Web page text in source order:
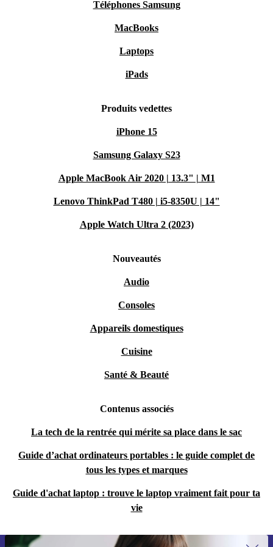
Téléphones Samsung
MacBooks
Laptops
iPads
Produits vedettes
iPhone 15
Samsung Galaxy S23
Apple MacBook Air 2020 | 13.3" | M1
Lenovo ThinkPad T480 | i5-8350U | 14"
Apple Watch Ultra 2 (2023)
Nouveautés
Audio
Consoles
Appareils domestiques
Cuisine
Santé & Beauté
Contenus associés
La tech de la rentrée qui mérite sa place dans le sac
Guide d’achat ordinateurs portables : le guide complet de
tous les types et marques
Guide d'achat laptop : trouve le laptop vraiment fait pour ta
vie